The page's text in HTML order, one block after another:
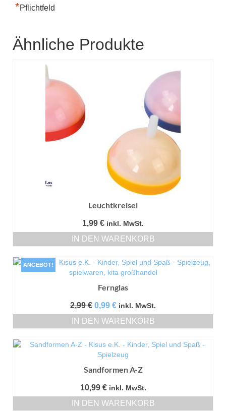
*Pflichtfeld
Ähnliche Produkte
Leuchtkreisel
1,99 € inkl. MwSt.
IN DEN WARENKORB
ANGEBOT!
Fernglas
2,99€ Ursprünglicher
Preis
war:
0,99 €Aktueller
Preis
ist:
inkl. MwSt.
IN DEN WARENKORB
Sandformen A-Z
10,99 € inkl. MwSt.
IN DEN WARENKORB